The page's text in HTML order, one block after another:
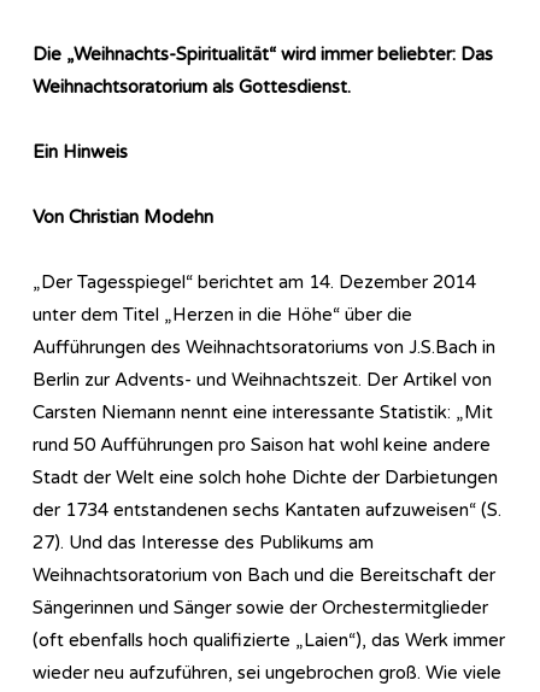
Die „Weihnachts-Spiritualität“ wird immer beliebter: Das
Weihnachtsoratorium als Gottesdienst.
Ein Hinweis
Von Christian Modehn
„Der Tagesspiegel“ berichtet am 14. Dezember 2014
unter dem Titel „Herzen in die Höhe“ über die
Aufführungen des Weihnachtsoratoriums von J.S.Bach in
Berlin zur Advents- und Weihnachtszeit. Der Artikel von
Carsten Niemann nennt eine interessante Statistik: „Mit
rund 50 Aufführungen pro Saison hat wohl keine andere
Stadt der Welt eine solch hohe Dichte der Darbietungen
der 1734 entstandenen sechs Kantaten aufzuweisen“ (S.
27). Und das Interesse des Publikums am
Weihnachtsoratorium von Bach und die Bereitschaft der
Sängerinnen und Sänger sowie der Orchestermitglieder
(oft ebenfalls hoch qualifizierte „Laien“), das Werk immer
wieder neu aufzuführen, sei ungebrochen groß. Wie viele